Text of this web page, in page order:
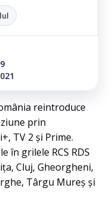
reintroduce
prin
TV 2 și Prime.
în grilele RCS RDS
Cluj, Gheorgheni,
Târgu Mureș și